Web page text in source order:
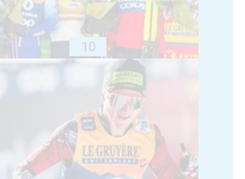
10